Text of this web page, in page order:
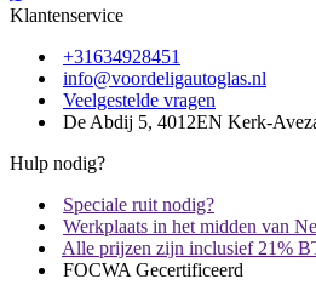
Klantenservice
+31634928451
info@voordeligautoglas.nl
Veelgestelde vragen
De Abdij 5, 4012EN Kerk-
Hulp nodig?
Speciale ruit nodig?
Werkplaats in het midden van
Alle prijzen zijn inclusief 21%
FOCWA Gecertificeerd